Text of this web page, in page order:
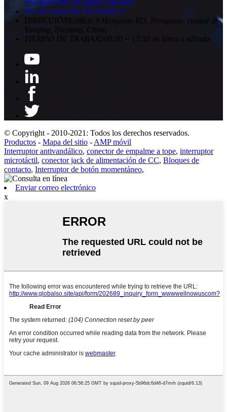
muestraswnre.aliexpress.com/store
TELÉFONO+86 13736381117
DIRECCIÓNEdificio 9 Hongxian RD, Hongqiao, ciudad de
Yueqing, Zhejiang, China
TIEMPO DE TRABAJO08:30 ~ 17:30 de lunes a sábado
© Copyright - 2010-2021: Todos los derechos reservados.
Productos - Mapa del sitio - AMP móvil
Interruptor antivandálico, conector de empalme a tope, interruptor
microtáctil, conector jack de alimentación de CC, Bloques de
contacto, Interruptor de botón momentáneo,
Enviar correo electrónico
x